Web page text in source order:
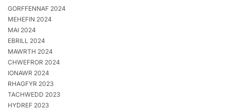
GORFFENNAF 2024
MEHEFIN 2024
MAI 2024
EBRILL 2024
MAWRTH 2024
CHWEFROR 2024
IONAWR 2024
RHAGFYR 2023
TACHWEDD 2023
HYDREF 2023